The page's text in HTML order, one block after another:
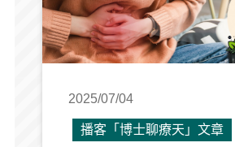
2025/07/04
播客「博士聊療天」文章